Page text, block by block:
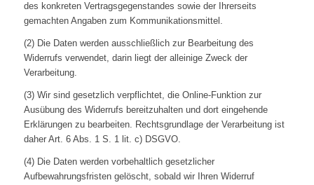
des konkreten Vertragsgegenstandes sowie der Ihrerseits
gemachten Angaben zum Kommunikationsmittel.
(2) Die Daten werden ausschließlich zur Bearbeitung des
Widerrufs verwendet, darin liegt der alleinige Zweck der
Verarbeitung.
(3) Wir sind gesetzlich verpflichtet, die Online-Funktion zur
Ausübung des Widerrufs bereitzuhalten und dort eingehende
Erklärungen zu bearbeiten. Rechtsgrundlage der Verarbeitung ist
daher Art. 6 Abs. 1 S. 1 lit. c) DSGVO.
(4) Die Daten werden vorbehaltlich gesetzlicher
Aufbewahrungsfristen gelöscht, sobald wir Ihren Widerruf